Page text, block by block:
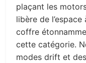
plaçant les
libère de
coffre
cette catégorie.
modes drift et